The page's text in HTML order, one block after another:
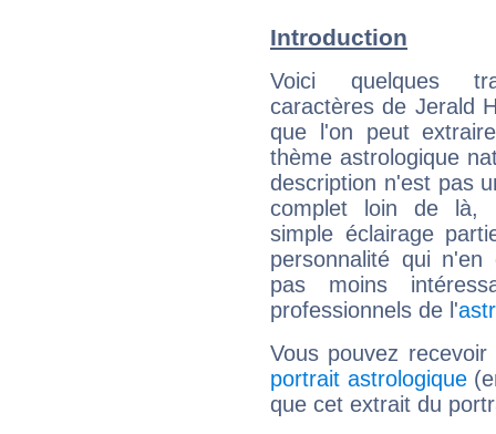
Introduction
Voici quelques
caractères de Jerald
que l'on peut
thème astrologique
description n'est pas
complet loin de là,
simple éclairage
personnalité qui n'en
pas moins
professionnels de l'
Vous pouvez
portrait astrologique
que cet extrait du